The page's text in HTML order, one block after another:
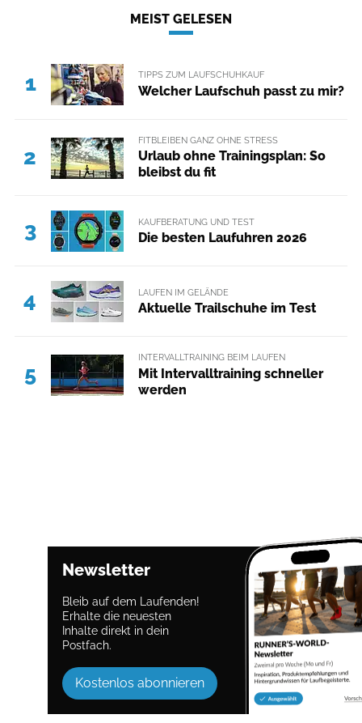
MEIST GELESEN
1 TIPPS ZUM LAUFSCHUHKAUF
Welcher Laufschuh passt zu mir?
2
FITBLEIBEN GANZ OHNE STRESS
Urlaub ohne Trainingsplan: So
bleibst du fit
3 KAUFBERATUNG UND TEST
Die besten Laufuhren 2026
4 LAUFEN IM GELÄNDE
Aktuelle Trailschuhe im Test
5
INTERVALLTRAINING BEIM LAUFEN
Mit Intervalltraining schneller
werden
Newsletter
Bleib auf dem Laufenden!
Erhalte die neuesten
Inhalte direkt in dein
Postfach.
Kostenlos abonnieren